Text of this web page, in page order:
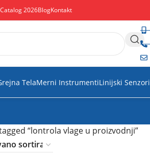
2026BlogKontakt
TelaMerni InstrumentiLinijski Senzori
“lontrola vlage u proizvodnji”